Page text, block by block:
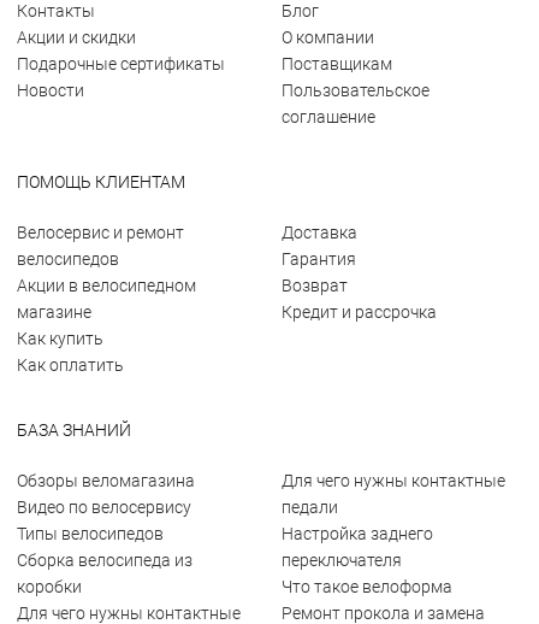
Контакты
Акции и скидки
Подарочные сертификаты
Новости
Блог
О компании
Поставщикам
Пользовательское
соглашение
ПОМОЩЬ КЛИЕНТАМ
Велосервис и ремонт
велосипедов
Акции в велосипедном
магазине
Как купить
Как оплатить
Доставка
Гарантия
Возврат
Кредит и рассрочка
БАЗА ЗНАНИЙ
Обзоры веломагазина
Видео по велосервису
Типы велосипедов
Сборка велосипеда из
коробки
Для чего нужны контактные
Для чего нужны контактные
педали
Настройка заднего
переключателя
Что такое велоформа
Ремонт прокола и замена